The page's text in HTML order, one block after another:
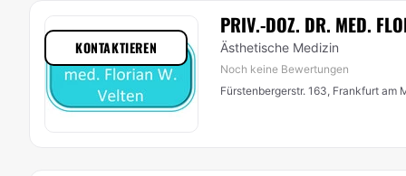
PRIV.-DOZ. DR. MED.
Ästhetische Medizin
Noch keine Bewertungen
Fürstenbergerstr. 163, Frankfurt am
KONTAKTIEREN